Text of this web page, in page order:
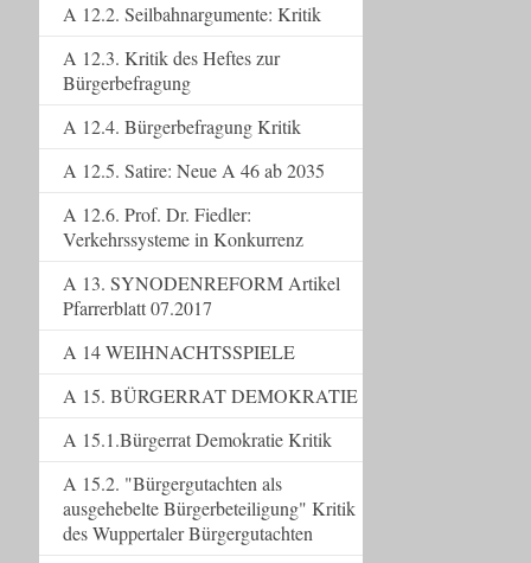
A 12.2. Seilbahnargumente: Kritik
A 12.3. Kritik des Heftes zur
Bürgerbefragung
A 12.4. Bürgerbefragung Kritik
A 12.5. Satire: Neue A 46 ab 2035
A 12.6. Prof. Dr. Fiedler:
Verkehrssysteme in Konkurrenz
A 13. SYNODENREFORM Artikel
Pfarrerblatt 07.2017
A 14 WEIHNACHTSSPIELE
A 15. BÜRGERRAT DEMOKRATIE
A 15.1.Bürgerrat Demokratie Kritik
A 15.2. "Bürgergutachten als
ausgehebelte Bürgerbeteiligung" Kritik
des Wuppertaler Bürgergutachten